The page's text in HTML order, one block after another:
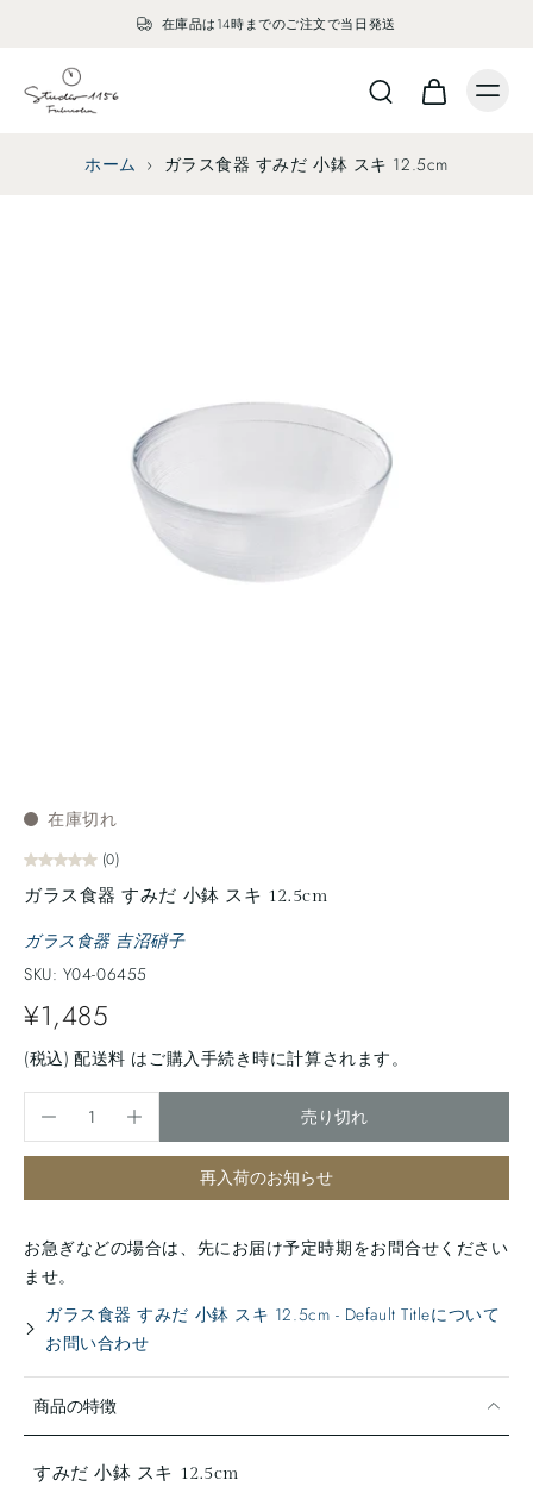
在庫品は14時までのご注文で当日発送
ホーム › ガラス食器 すみだ 小鉢 スキ 12.5cm
在庫切れ
(0)
ガラス食器 すみだ 小鉢 スキ 12.5cm
ガラス食器 吉沼硝子
SKU: Y04-06455
¥1,485
(税込) 配送料 はご購入手続き時に計算されます。
売り切れ
再入荷のお知らせ
お急ぎなどの場合は、先にお届け予定時期をお問合せください
ませ。
ガラス食器 すみだ 小鉢 スキ 12.5cm - Default Titleについて
お問い合わせ
商品の特徴
すみだ 小鉢 スキ 12.5cm